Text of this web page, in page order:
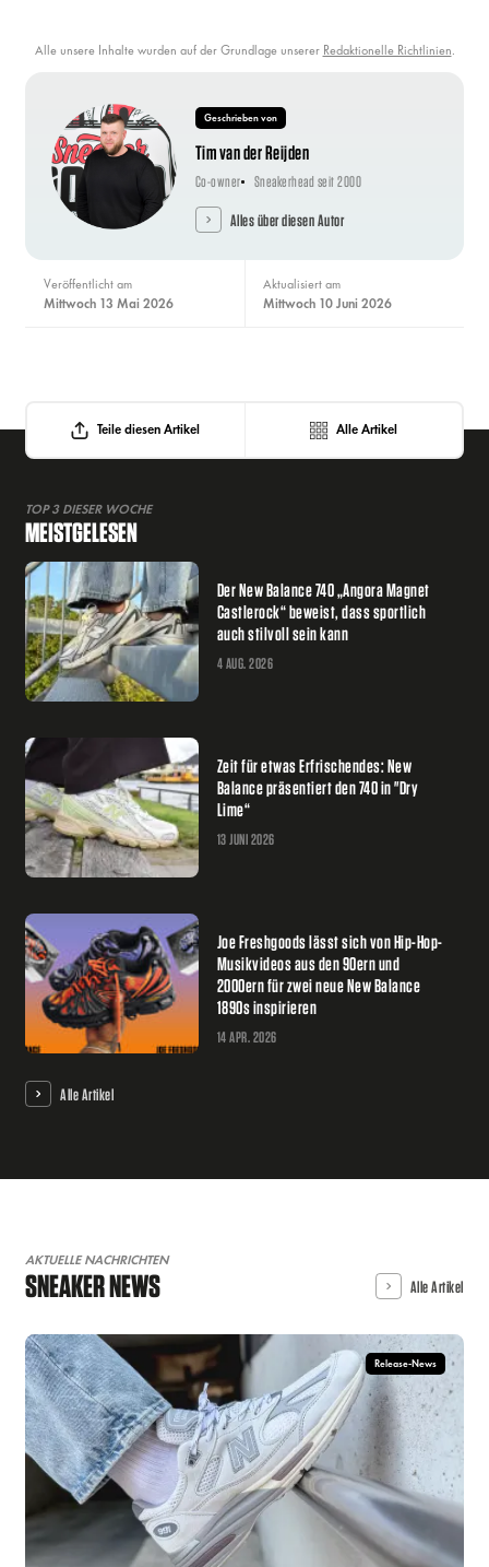
Alle unsere Inhalte wurden auf der Grundlage unserer Redaktionelle Richtlinien.
Geschrieben von
Tim van der Reijden
Co-owner Sneakerhead seit 2000
Alles über diesen Autor
Veröffentlicht am
Mittwoch 13 Mai 2026
Aktualisiert am
Mittwoch 10 Juni 2026
Teile diesen Artikel Alle Artikel
TOP 3 DIESER WOCHE
MEISTGELESEN
Der New Balance 740 „Angora Magnet
Castlerock“ beweist, dass sportlich
auch stilvoll sein kann
4 AUG. 2026
Zeit für etwas Erfrischendes: New
Balance präsentiert den 740 in "Dry
Lime“
13 JUNI 2026
Joe Freshgoods lässt sich von Hip-Hop-
Musikvideos aus den 90ern und
2000ern für zwei neue New Balance
1890s inspirieren
14 APR. 2026
Alle Artikel
AKTUELLE NACHRICHTEN
SNEAKER NEWS Alle Artikel
Release-News